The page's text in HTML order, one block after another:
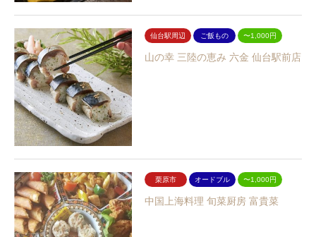
仙台駅周辺 ご飯もの 〜1,000円
山の幸 三陸の恵み 六金 仙台駅前店
栗原市 オードブル 〜1,000円
中国上海料理 旬菜厨房 富貴菜